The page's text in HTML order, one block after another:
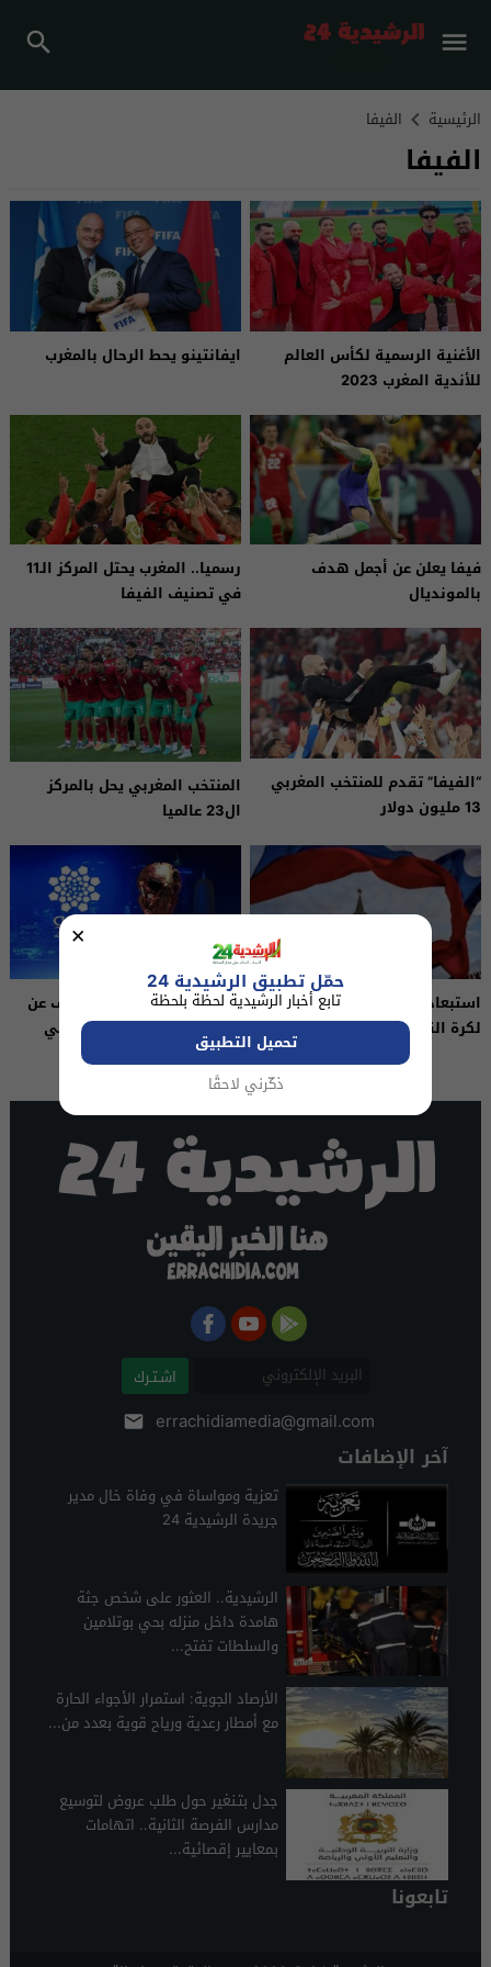
الرئيسية الفيفا
الفيفا
الأغنية الرسمية لكأس العالم
للأندية المغرب 2023
ايفانتينو يحط الرحال بالمغرب
فيفا يعلن عن أجمل هدف
بالمونديال
رسميا.. المغرب يحتل المركز الـ11
في تصنيف الفيفا
“الفيفا” تقدم للمنتخب المغربي
13 مليون دولار
المنتخب المغربي يحل بالمركز
ال23 عالميا
استبعاد روسيا من كأس العالم
لكرة القدم على خلفية النزاع مع
مونديال قطر..الفيفا تكشف عن
المواعيد الرسمية لمواجهتي
المغرب والكونغو
اشـتـرك
errachidiamedia@gmail.com
آخر الإضافات
تعزية ومواساة في وفاة خال مدير
جريدة الرشيدية 24
الرشيدية.. العثور على شخص جثة
هامدة داخل منزله بحي بوتلامين
والسلطات تفتح...
الأرصاد الجوية: استمرار الأجواء الحارة
مع أمطار رعدية ورياح قوية بعدد من...
جدل بتـنغير حول طلب عروض لتوسيع
مدارس الفرصة الثانية.. اتهامات
بمعايير إقصائية...
تابعونا
×
حمّل تطبيق الرشيدية 24
تابع أخبار الرشيدية لحظة بلحظة
تحميل التطبيق
ذكّرني لاحقًا